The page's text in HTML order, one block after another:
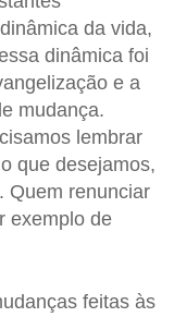
da vida,
dinâmica foi
e a
mudança.
lembrar
que desejamos,
Quem renunciar
exemplo de
feitas às